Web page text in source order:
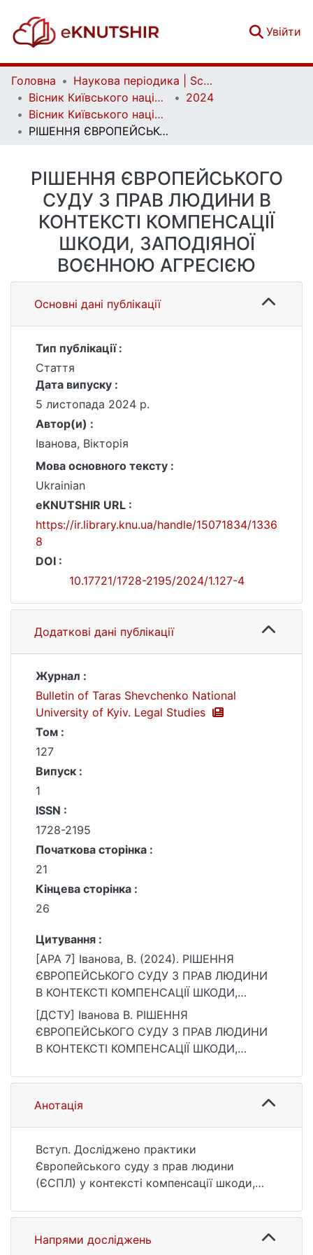
Увійти
Головна
Наукова періодика | Scientific periodicals
Вісник Київського національного університету імені Тараса Шевченка. Юридичні науки | Bulletin of Taras Shevchenko National University of Kyiv. Legal Studies
2024
Вісник Київського національного університету імені Тараса Шевченка. Юридичні науки. Вип. 1 (127)
РІШЕННЯ ЄВРОПЕЙСЬКОГО СУДУ З ПРАВ ЛЮДИНИ В КОНТЕКСТІ КОМПЕНСАЦІЇ ШКОДИ, ЗАПОДІЯНОЇ ВОЄННОЮ АГРЕСІЄЮ
РІШЕННЯ ЄВРОПЕЙСЬКОГО
СУДУ З ПРАВ ЛЮДИНИ В
КОНТЕКСТІ КОМПЕНСАЦІЇ
ШКОДИ, ЗАПОДІЯНОЇ
ВОЄННОЮ АГРЕСІЄЮ
Основні дані публікації
Тип публікації :
Стаття
Дата випуску :
5 листопада 2024 р.
Автор(и) :
Іванова, Вікторія
Мова основного тексту :
Ukrainian
eKNUTSHIR URL :
https://ir.library.knu.ua/handle/15071834/1336
8
DOI :
10.17721/1728-2195/2024/1.127-4
Додаткові дані публікації
Журнал :
Bulletin of Taras Shevchenko National
University of Kyiv. Legal Studies
Том :
127
Випуск :
1
ISSN :
1728-2195
Початкова сторінка :
21
Кінцева сторінка :
26
Цитування :
[APA 7] Іванова, В. (2024). РІШЕННЯ
ЄВРОПЕЙСЬКОГО СУДУ З ПРАВ ЛЮДИНИ
В КОНТЕКСТІ КОМПЕНСАЦІЇ ШКОДИ,
ЗАПОДІЯНОЇ ВОЄННОЮ АГРЕСІЄЮ. Bulletin
of Taras Shevchenko National University of
Kyiv. Legal Studies, 127(1), 21–26.
2195/2024/1.127-4
[ДСТУ] Іванова В. РІШЕННЯ
ЄВРОПЕЙСЬКОГО СУДУ З ПРАВ ЛЮДИНИ
В КОНТЕКСТІ КОМПЕНСАЦІЇ ШКОДИ,
of Taras Shevchenko National University of
Kyiv. Legal Studies. 2024. Т. 127, № 1. С. 21—
26. DOI: 10.17721/1728-2195/2024/1.127-4
Анотація
Вступ. Досліджено практики
Європейського суду з прав людини
(ЄСПЛ) у контексті компенсації шкоди,
важливе значення для визначення
майбутньої стратегії України у процесі
забезпечення компенсації завданих
Напрями досліджень